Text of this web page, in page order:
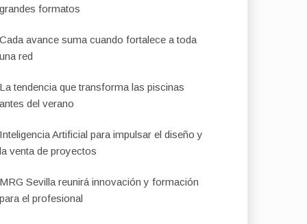
grandes formatos
Cada avance suma cuando fortalece a toda
una red
La tendencia que transforma las piscinas
antes del verano
Inteligencia Artificial para impulsar el diseño y
la venta de proyectos
MRG Sevilla reunirá innovación y formación
para el profesional